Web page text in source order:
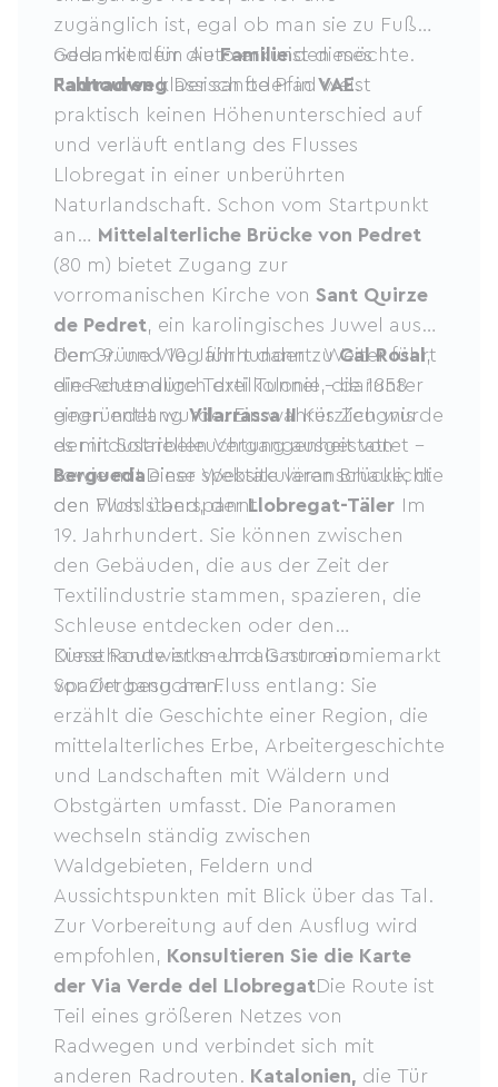
zugänglich ist, egal ob man sie zu Fuß
oder mit dem Auto erkunden möchte.
Radtourenklassisch oder in VAE.
Gedanken für dieFamilieist dieses
Fahrradweg Der sanfte Pfad weist
praktisch keinen Höhenunterschied auf
und verläuft entlang des Flusses
Llobregat in einer unberührten
Naturlandschaft. Schon vom Startpunkt
an… Mittelalterliche Brücke von Pedret
(80 m) bietet Zugang zur
vorromanischen Kirche von Sant Quirze
de Pedret, ein karolingisches Juwel aus
dem 9. und 10. Jahrhundert. Weiter führt
die Route durch drei Tunnel – darunter
einen entlangVilarrassa IIKürzlich wurde
es mit Solarbeleuchtung ausgestattet –
sowie mit einer spektakulären Brücke, die
den Fluss überspannt.
Der Grüne Weg führt dann zuCal Rosal,
eine ehemalige Textilkolonie, die 1858
gegründet wurde. Ein wahres Zeugnis
der industriellen Vergangenheit von
BerguedaDiese Website veranschaulicht
den Wohlstand, derLlobregat-Täler Im
19. Jahrhundert. Sie können zwischen
den Gebäuden, die aus der Zeit der
Textilindustrie stammen, spazieren, die
Schleuse entdecken oder den
Kunsthandwerks- und Gastronomiemarkt
vor Ort besuchen.
Diese Route ist mehr als nur ein
Spaziergang am Fluss entlang: Sie
erzählt die Geschichte einer Region, die
mittelalterliches Erbe, Arbeitergeschichte
und Landschaften mit Wäldern und
Obstgärten umfasst. Die Panoramen
wechseln ständig zwischen
Waldgebieten, Feldern und
Aussichtspunkten mit Blick über das Tal.
Zur Vorbereitung auf den Ausflug wird
empfohlen, Konsultieren Sie die Karte
der Via Verde del LlobregatDie Route ist
Teil eines größeren Netzes von
Radwegen und verbindet sich mit
anderen Radrouten. Katalonien, die Tür